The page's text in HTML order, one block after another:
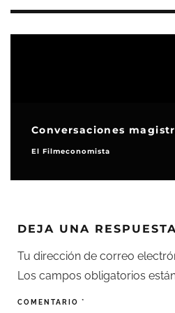
Conversaciones
El Filmeconomista
DEJA UNA
Tu dirección de correo
Los campos obligatorios
COMENTARIO *